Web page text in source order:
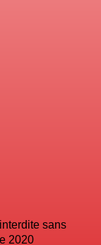
sans
2020